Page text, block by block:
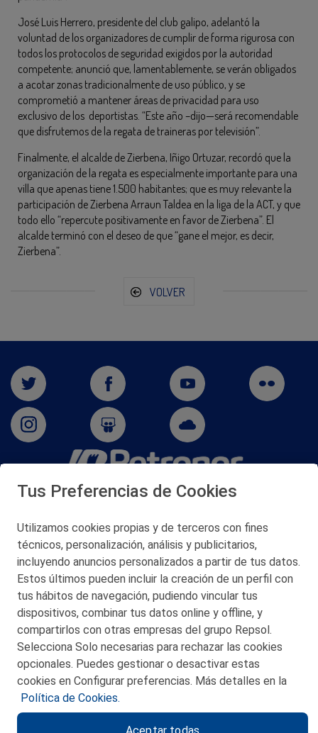
José Luis Herrero, presidente del club galipo, adelantó la
voluntad de los organizadores de cumplir de forma rigurosa con
todos los protocolos de seguridad exigidos por la autoridad
competente; anunció que, lamentablemente, se verán obligados
a acotar zonas tradicionalmente de uso público, y se
comprometió a mantener áreas de privacidad para uso
exclusivo de los deportistas. “Este año –dijo—será recomendable
que disfrutemos de la regata de traineras por televisión”.
Finalmente, el alcalde de Zierbena, Iñigo Ortuzar, recordó que la
organización de la regata es especialmente importante para una
villa que apenas tiene 1.500 habitantes; que es muy relevante la
participación de Zierbena Arraun Taldea en la liga de la ACT, y que
todo ello “repercute positivamente en favor de Zierbena”. El
alcalde terminó con el deseo de que “gane el mejor, es decir,
Zierbena”.
VOLVER
San Martín 5-Edificio Muñatones,
© 2026 Petronor S.A.
CONTACTO
MAPA WEB
POLITICA DE PRIVACIDAD
Tus Preferencias de Cookies
Utilizamos cookies propias y de terceros con fines
técnicos, personalización, análisis y publicitarios,
incluyendo anuncios personalizados a partir de tus datos.
Estos últimos pueden incluir la creación de un perfil con
tus hábitos de navegación, pudiendo vincular tus
dispositivos, combinar tus datos online y offline, y
compartirlos con otras empresas del grupo Repsol.
Selecciona Solo necesarias para rechazar las cookies
opcionales. Puedes gestionar o desactivar estas
cookies en Configurar preferencias. Más detalles en la
Política de Cookies.